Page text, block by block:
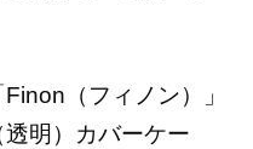
（フィノン）」
明）カバーケー